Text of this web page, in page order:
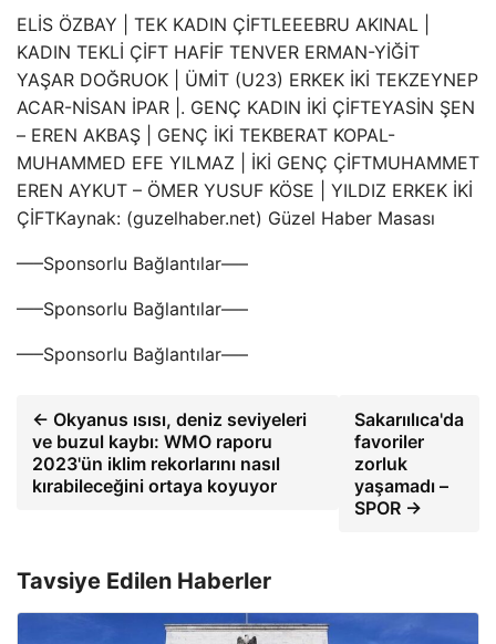
ELİS ÖZBAY | TEK KADIN ÇİFTLEEEBRU AKINAL |
KADIN TEKLİ ÇİFT HAFİF TENVER ERMAN-YİĞİT
YAŞAR DOĞRUOK | ÜMİT (U23) ERKEK İKİ TEKZEYNEP
ACAR-NİSAN İPAR |. GENÇ KADIN İKİ ÇİFTEYASİN ŞEN
– EREN AKBAŞ | GENÇ İKİ TEKBERAT KOPAL-
MUHAMMED EFE YILMAZ | İKİ GENÇ ÇİFTMUHAMMET
EREN AYKUT – ÖMER YUSUF KÖSE | YILDIZ ERKEK İKİ
ÇİFTKaynak: (guzelhaber.net) Güzel Haber Masası
—–Sponsorlu Bağlantılar—–
—–Sponsorlu Bağlantılar—–
—–Sponsorlu Bağlantılar—–
← Okyanus ısısı, deniz seviyeleri
ve buzul kaybı: WMO raporu
2023'ün iklim rekorlarını nasıl
kırabileceğini ortaya koyuyor
Sakarıılıca'da
favoriler
zorluk
yaşamadı –
SPOR →
Tavsiye Edilen Haberler